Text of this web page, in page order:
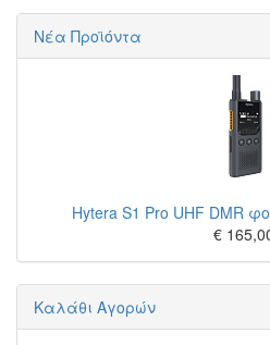
Νέα Προϊόντα
Hytera S1 Pro UHF DMR
€
Καλάθι Αγορών